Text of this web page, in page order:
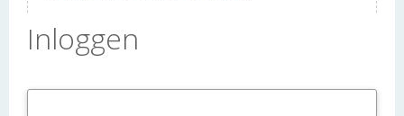
Inloggen